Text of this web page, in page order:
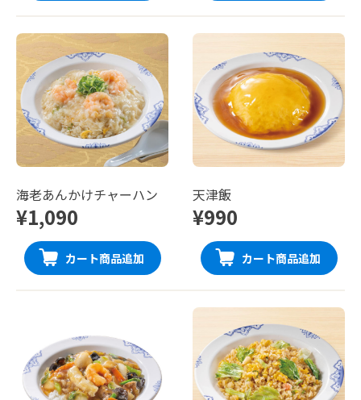
海老あんかけチャーハン
¥1,090
カート商品追加
天津飯
¥990
カート商品追加